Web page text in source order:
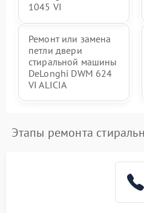
1045 VI
Ремонт или замена
петли двери
стиральной машины
DeLonghi DWM 624
VI ALICIA
Этапы ремонта